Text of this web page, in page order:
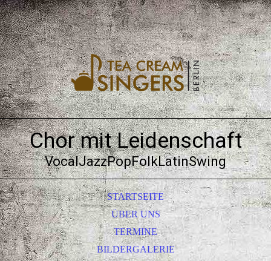
Chor mit Leidenschaft
VocalJazzPopFolkLatinSwing
STARTSEITE
ÜBER UNS
TERMINE
BILDERGALERIE